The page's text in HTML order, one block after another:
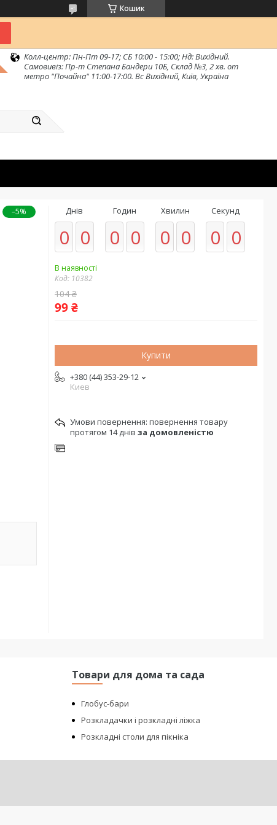
Кошик
Колл-центр: Пн-Пт 09-17; СБ 10:00 - 15:00; Нд: Вихідний.
Самовивіз: Пр-т Степана Бандери 10Б, Склад №3, 2 хв. от
метро "Почайна" 11:00-17:00. Вс Вихідний, Київ, Україна
–5% Днів
0 0
Годин
0 0
Хвилин
0 0
Секунд
0 0
В наявності
Код: 10382
104 ₴
99 ₴
Купити
+380 (44) 353-29-12
Киев
повернення товару
протягом 14 днів за домовленістю
Товари для дома та сада
Глобус-бари
Розкладачки і розкладні ліжка
Розкладні столи для пікніка